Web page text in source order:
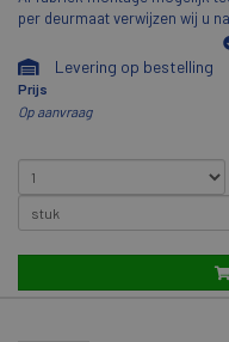
per deurmaat verwijzen wij u
C018899Overig: Slotgat en
voorgeboord.
Levering op bestelling
Prijs
Op aanvraag